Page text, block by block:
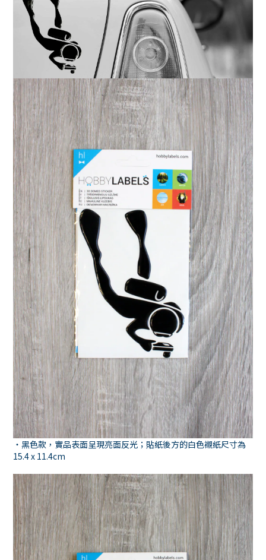
・黑色款，實品表面呈現亮面反光；貼紙後方的白色襯紙尺寸為
15.4 x 11.4cm